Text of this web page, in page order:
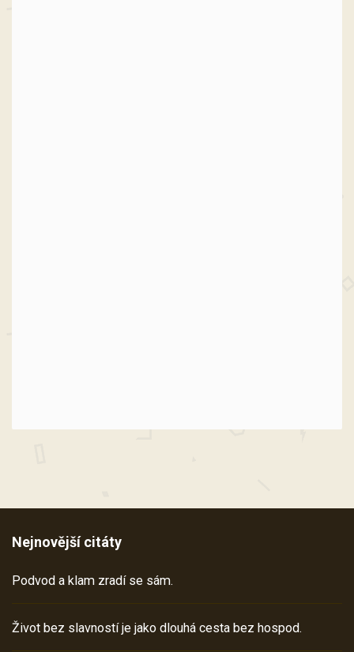
Nejnovější citáty
Podvod a klam zradí se sám.
Život bez slavností je jako dlouhá cesta bez hospod.